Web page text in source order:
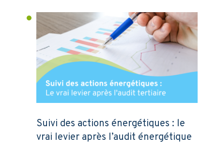
Suivi des actions énergétiques : le
vrai levier après l’audit énergétique